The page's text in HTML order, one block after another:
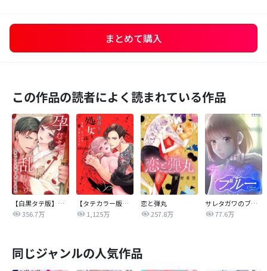
まとめて購入
この作品の読者によく読まれている作品
【白黒タテ版】孕むまで乱れいけ～身代わり花嫁と軍服の猛愛
356.7万
【タテカラー版】漣蒼士に処女を捧ぐ～さあ、じっくり愛でましょうか
1,125万
恋と弾丸
257.8万
サレタガワのブルー【タテヨミ】
77.6万
同じジャンルの人気作品